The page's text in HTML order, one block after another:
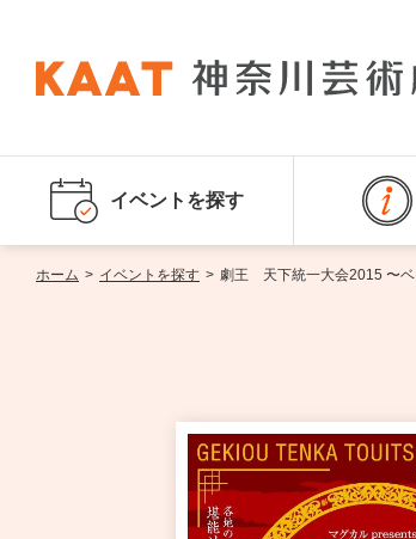
イベントを探す
ホーム > イベントを探す > 劇王 天下統一大会2015 〜ベ